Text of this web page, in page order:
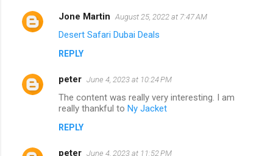
Jone Martin August 25, 2022 at 7:47 AM
Desert Safari Dubai Deals
REPLY
peter June 4, 2023 at 10:24 PM
The content was really very interesting. I am
really thankful to Ny Jacket
REPLY
peter June 4, 2023 at 11:52 PM